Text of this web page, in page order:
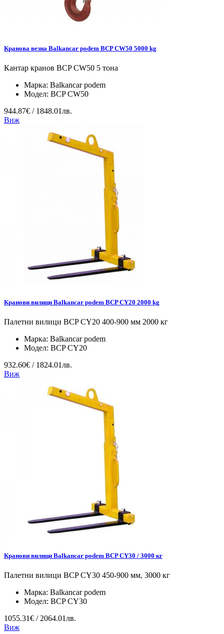
Кранова везна Balkancar podem BCP CW50 5000 kg
Кантар кранов BCP CW50 5 тона
Марка: Balkancar podem
Модел: BCP CW50
944.87€ / 1848.01лв.
Виж
Кранови вилици Balkancar podem BCP CY20 2000 kg
Палетни вилици BCP CY20 400-900 мм 2000 кг
Марка: Balkancar podem
Модел: BCP CY20
932.60€ / 1824.01лв.
Виж
Кранови вилици Balkancar podem BCP CY30 / 3000 кг
Палетни вилици BCP CY30 450-900 мм, 3000 кг
Марка: Balkancar podem
Модел: BCP CY30
1055.31€ / 2064.01лв.
Виж